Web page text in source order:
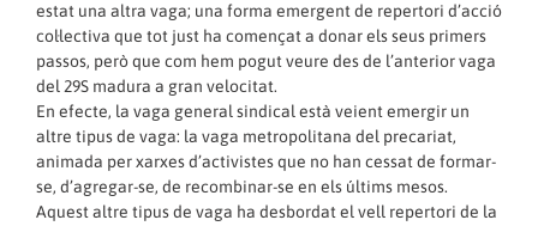
estat una altra vaga; una forma emergent de repertori d’acció
col·lectiva que tot just ha començat a donar els seus primers
passos, però que com hem pogut veure des de l’anterior vaga
del 29S madura a gran velocitat.
En efecte, la vaga general sindical està veient emergir un
altre tipus de vaga: la vaga metropolitana del precariat,
animada per xarxes d’activistes que no han cessat de formar-
se, d’agregar-se, de recombinar-se en els últims mesos.
Aquest altre tipus de vaga ha desbordat el vell repertori de la